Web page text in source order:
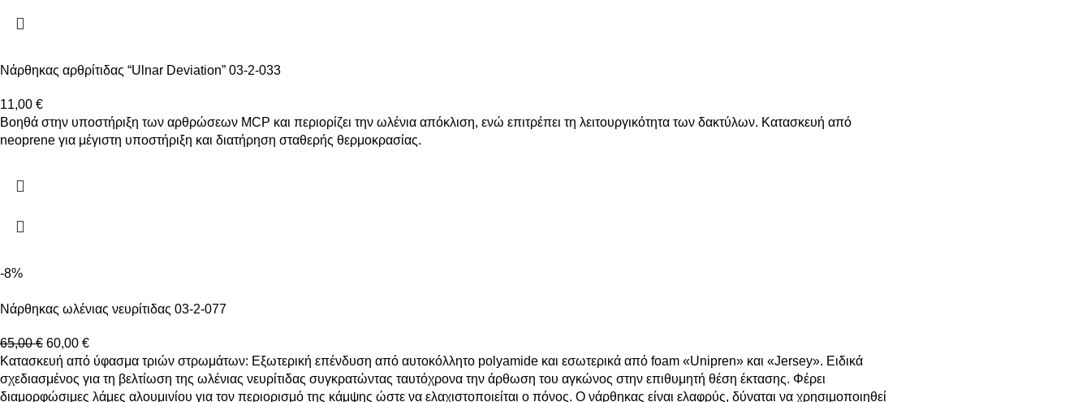
Νάρθηκας αρθρίτιδας “Ulnar Deviation” 03-2-033
11,00 €
Βοηθά στην υποστήριξη των αρθρώσεων MCP και περιορίζει την ωλένια απόκλιση, ενώ επιτρέπει τη λειτουργικότητα των δακτύλων. Κατασκευή από
neoprene για μέγιστη υποστήριξη και διατήρηση σταθερής θερμοκρασίας.
-8%
Νάρθηκας ωλένιας νευρίτιδας 03-2-077
65,00€ 60,00 €
Κατασκευή από ύφασμα τριών στρωμάτων: Εξωτερική επένδυση από αυτοκόλλητο polyamide και εσωτερικά από foam «Unipren» και «Jersey». Ειδικά
σχεδιασμένος για τη βελτίωση της ωλένιας νευρίτιδας συγκρατώντας ταυτόχρονα την άρθωση του αγκώνος στην επιθυμητή θέση έκτασης. Φέρει
διαμορφώσιμες λάμες αλουμινίου για τον περιορισμό της κάμψης ώστε να ελαχιστοποιείται ο πόνος. Ο νάρθηκας είναι ελαφρύς, δύναται να χρησιμοποιηθεί